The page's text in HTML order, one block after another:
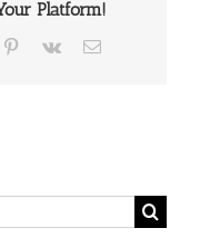
Platform!
Pinterest
Vk Email